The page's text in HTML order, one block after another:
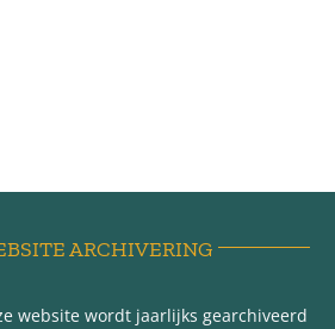
ARCHIVERING
website wordt jaarlijks gearchiveerd